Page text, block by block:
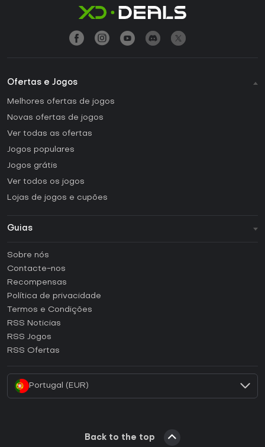
Ofertas e Jogos
Melhores ofertas de jogos
Novas ofertas de jogos
Ver todas as ofertas
Jogos populares
Jogos grátis
Ver todos os jogos
Lojas de jogos e cupões
Guias
Como ativar uma CD Key Steam?
Como ativar uma CD Key Epic Games?
Como ativar uma CD Key GOG?
Como ativar uma CD Key Ubisoft Connect?
Sobre nós
Contacte-nos
Recompensas
Política de privacidade
Termos e Condições
RSS Noticias
RSS Jogos
RSS Ofertas
Portugal (EUR)
Back to the top